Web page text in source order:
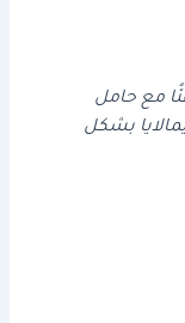
مع حامل
بشكل